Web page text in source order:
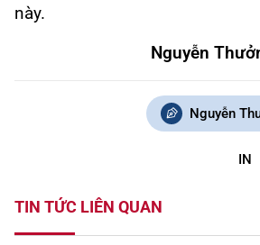
này.
Nguyễn
Nguyễn
IN
TIN TỨC LIÊN QUAN